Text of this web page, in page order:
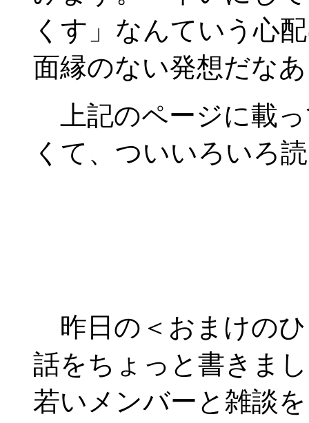
くす」なんていう心
面縁のない発想だな
上記のページに載
くて、ついいろいろ
昨日の＜おまけの
話をちょっと書きま
若いメンバーと雑談